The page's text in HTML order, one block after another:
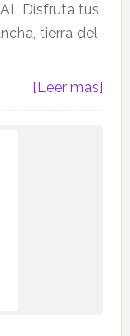
Disfruta tus
tierra del
[Leer más]